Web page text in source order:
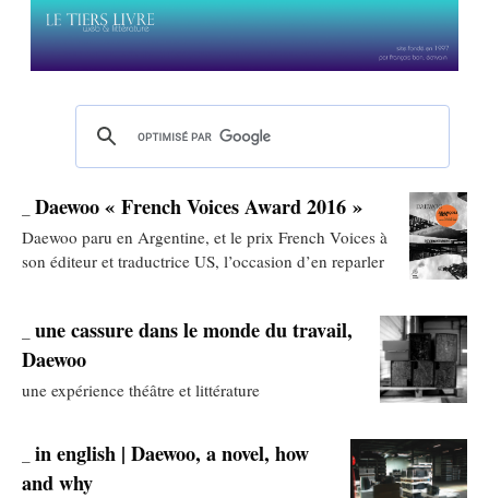
Daewoo « French Voices Award 2016 »
Daewoo paru en Argentine, et le prix French Voices à
son éditeur et traductrice US, l’occasion d’en reparler
une cassure dans le monde du travail,
Daewoo
une expérience théâtre et littérature
in english | Daewoo, a novel, how
and why